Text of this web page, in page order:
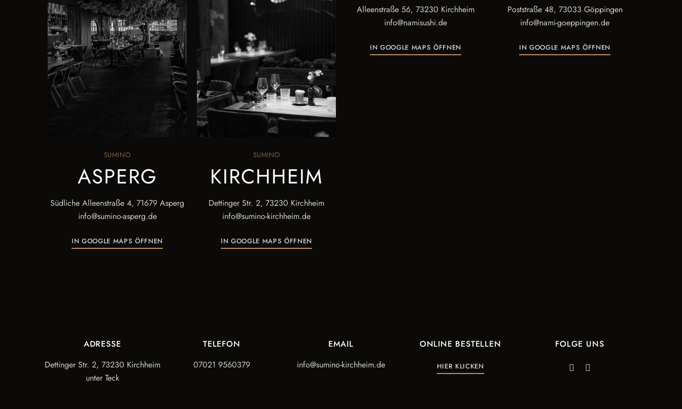
SUMINO
ASPERG
Südliche Alleenstraße 4, 71679 Asperg
info@sumino-asperg.de
IN GOOGLE MAPS ÖFFNEN
SUMINO
KIRCHHEIM
Dettinger Str. 2, 73230 Kirchheim
info@sumino-kirchheim.de
IN GOOGLE MAPS ÖFFNEN
Alleenstraße 56, 73230 Kirchheim
info@namisushi.de
IN GOOGLE MAPS ÖFFNEN
Poststraße 48, 73033 Göppingen
info@nami-goeppingen.de
IN GOOGLE MAPS ÖFFNEN
ADRESSE
Dettinger Str. 2, 73230 Kirchheim
unter Teck
TELEFON
07021 9560379
EMAIL
info@sumino-kirchheim.de
ONLINE BESTELLEN
HIER KLICKEN
FOLGE UNS